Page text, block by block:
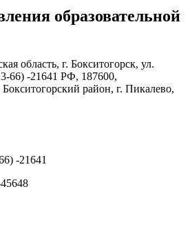
образовательной
область, г. Бокситогорск, ул.
66) -21641 РФ, 187600,
район, г. Пикалево,
-21641